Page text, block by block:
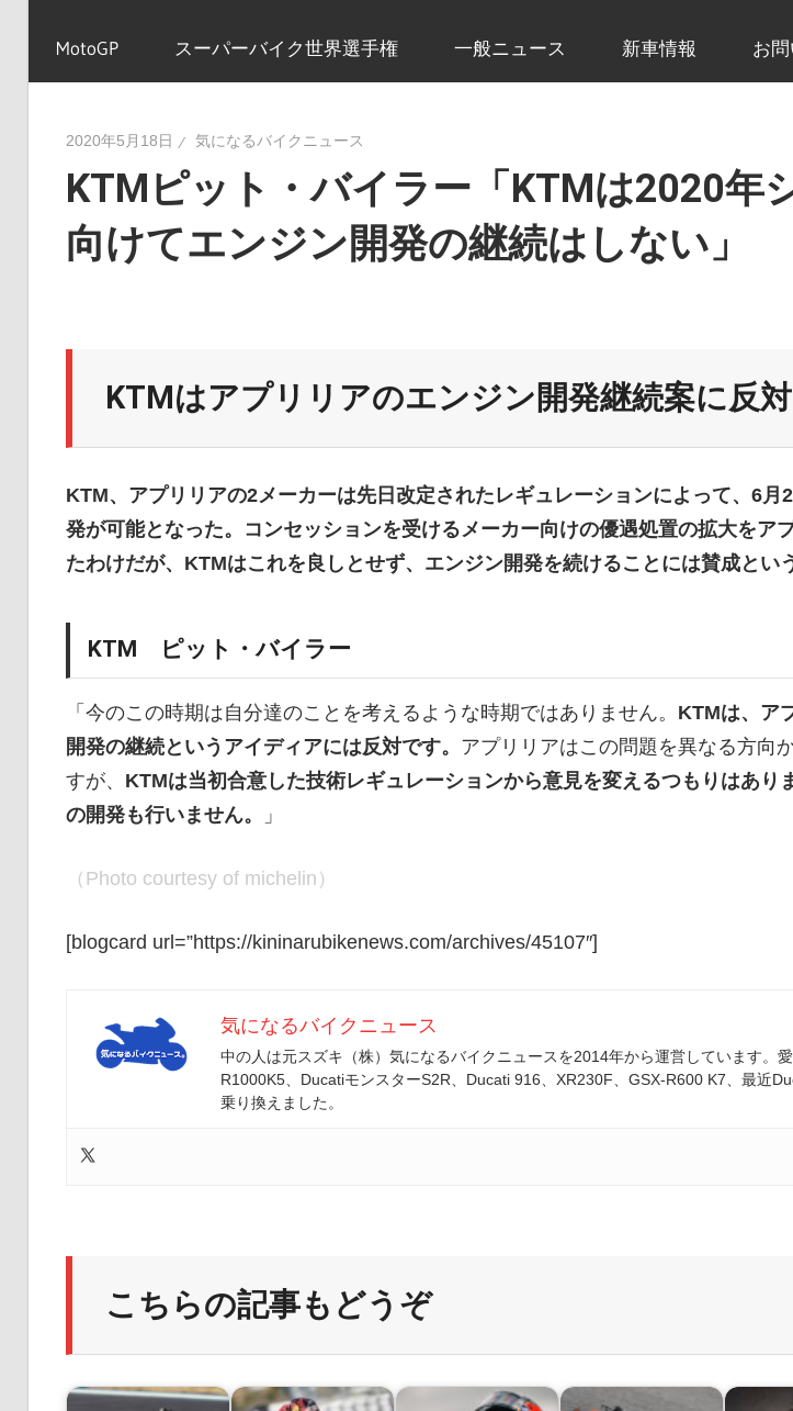
イ
ニ
ー
ス
MotoGP スーパーバイク世界選手権 一般ニュース 新車情報 お
2020年5月18日 気になるバイクニュース
KTMピット・バイラー「KTMは2020年
向けてエンジン開発の継続はしない」
KTMはアプリリアのエンジン開発継続案に反対
KTM、アプリリアの2メーカーは先日改定されたレギュレーションによって、6月
発が可能となった。コンセッションを受けるメーカー向けの優遇処置の拡大をア
たわけだが、KTMはこれを良しとせず、エンジン開発を続けることには賛成とい
KTM ピット・バイラー
「今のこの時期は自分達のことを考えるような時期ではありません。 KTMは、ア
開発の継続というアイディアには反対です。 アプリリアはこの問題を異なる方向
すが、 KTMは当初合意した技術レギュレーションから意見を変えるつもりはあり
の開発も行いません。
」
（Photo courtesy of michelin）
[blogcard url=”https://kininarubikenews.com/archives/45107″]
気になるバイクニュース
中の人は元スズキ（株）気になるバイクニュースを2014年から運営しています。
R1000K5、DucatiモンスターS2R、Ducati 916、XR230F、GSX-R600 K7、最近
乗り換えました。
こちらの記事もどうぞ